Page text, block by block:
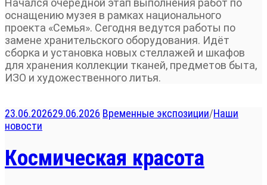
Начался очередной этап выполнения работ по
оснащению музея в рамках национального
проекта «Семья». Сегодня ведутся работы по
замене хранительского оборудования. Идёт
сборка и установка новых стеллажей и шкафов
для хранения коллекции тканей, предметов быта,
ИЗО и художественного литья.
23.06.202629.06.2026 Временные экспозиции/Наши
новости
Космическая красота